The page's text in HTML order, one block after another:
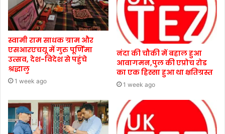
स्वामी राम साधक ग्राम और
एसआरएचयू में गुरु पूर्णिमा
उत्सव, देश-विदेश से पहुंचे
श्रद्धालु
1 week ago
नंदा की चौकी में बहाल हुआ
आवागमन,पुल की एप्रोच रोड
का एक हिस्सा हुआ था क्षतिग्रस्त
1 week ago